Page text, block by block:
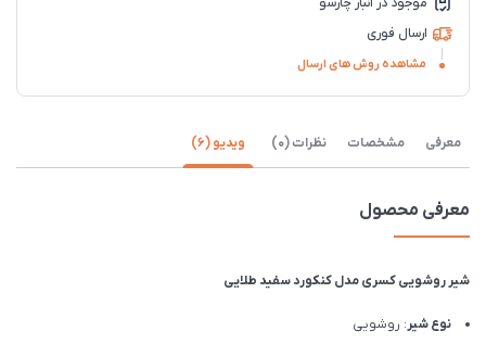
ارسال فوری
مشاهده روش های ارسال
معرفی مشخصات نظرات (0) ویدیو (6)
معرفی محصول
شیر روشویی کسری مدل کنکورد سفید طلایی
نوع شیر: روشویی